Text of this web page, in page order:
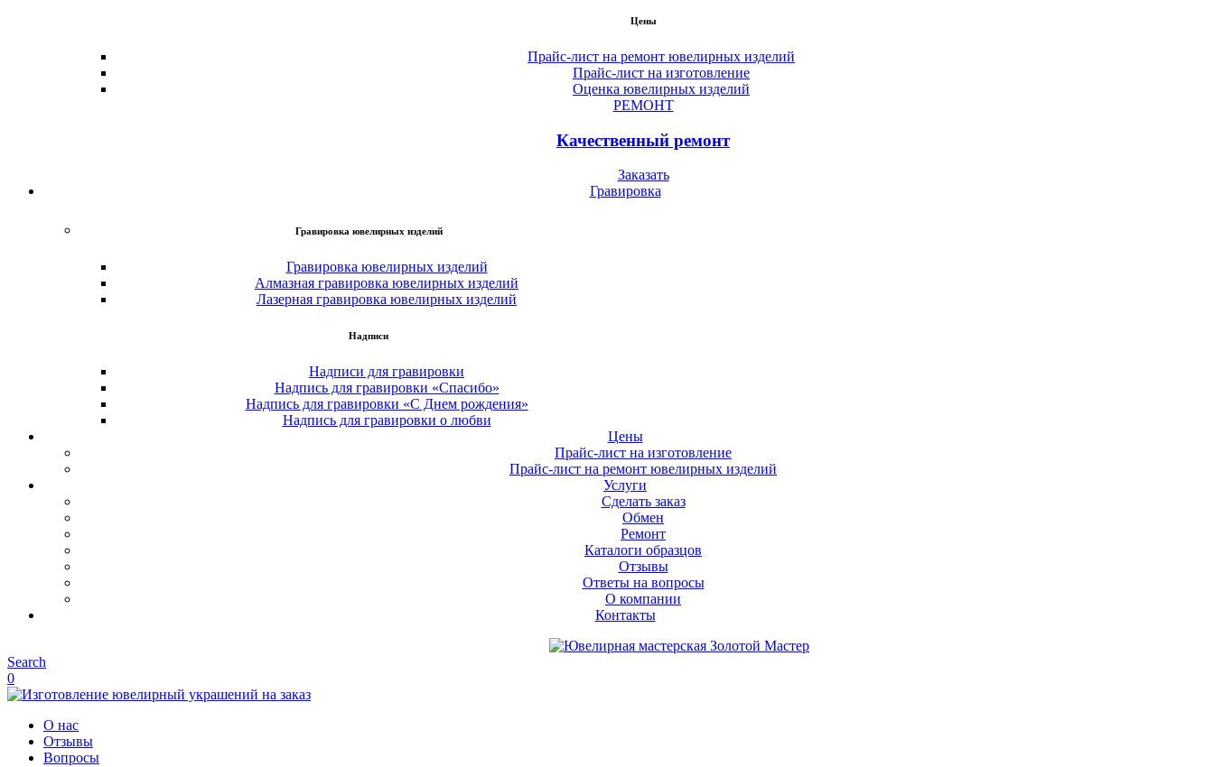
Цены
Прайс-лист на ремонт ювелирных изделий
Прайс-лист на изготовление
Оценка ювелирных изделий
РЕМОНТ
Качественный ремонт
Заказать
Гравировка
Гравировка ювелирных изделий
Гравировка ювелирных изделий
Алмазная гравировка ювелирных изделий
Лазерная гравировка ювелирных изделий
Надписи
Надписи для гравировки
Надпись для гравировки «Спасибо»
Надпись для гравировки «С Днем рождения»
Надпись для гравировки о любви
Цены
Прайс-лист на изготовление
Прайс-лист на ремонт ювелирных изделий
Услуги
Сделать заказ
Обмен
Ремонт
Каталоги образцов
Отзывы
Ответы на вопросы
О компании
Контакты
Search
0
О нас
Отзывы
Вопросы